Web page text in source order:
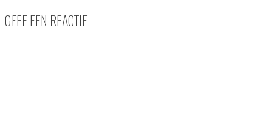
GEEF EEN REACTIE